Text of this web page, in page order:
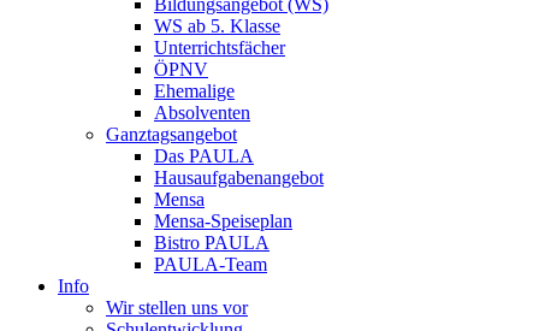
Bildungsangebot (WS)
WS ab 5. Klasse
Unterrichtsfächer
ÖPNV
Ehemalige
Absolventen
Ganztagsangebot
Das PAULA
Hausaufgabenangebot
Mensa
Mensa-Speiseplan
Bistro PAULA
PAULA-Team
Info
Wir stellen uns vor